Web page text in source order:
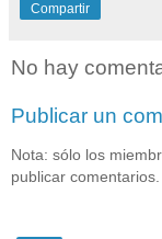
Compartir
No hay
Publicar un
Nota: sólo los
publicar comentarios.